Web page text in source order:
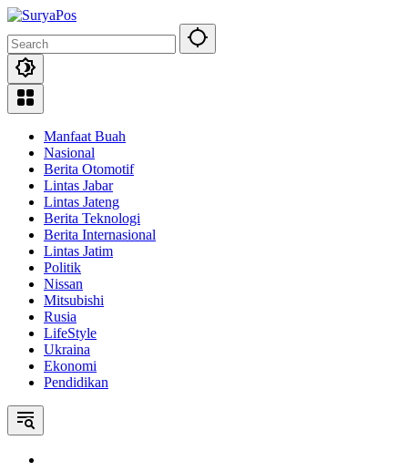
Skip
content
Manfaat Buah
Nasional
Berita Otomotif
Lintas Jabar
Lintas Jateng
Berita Teknologi
Berita Internasional
Lintas Jatim
Politik
Nissan
Mitsubishi
Rusia
LifeStyle
Ukraina
Ekonomi
Pendidikan